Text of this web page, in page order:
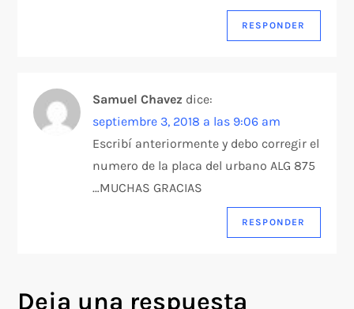
a
s
RESPONDER
Samuel Chavez dice:
septiembre 3, 2018 a las 9:06 am
Escribí anteriormente y debo corregir el
numero de la placa del urbano ALG 875
…MUCHAS GRACIAS
RESPONDER
Deja una respuesta